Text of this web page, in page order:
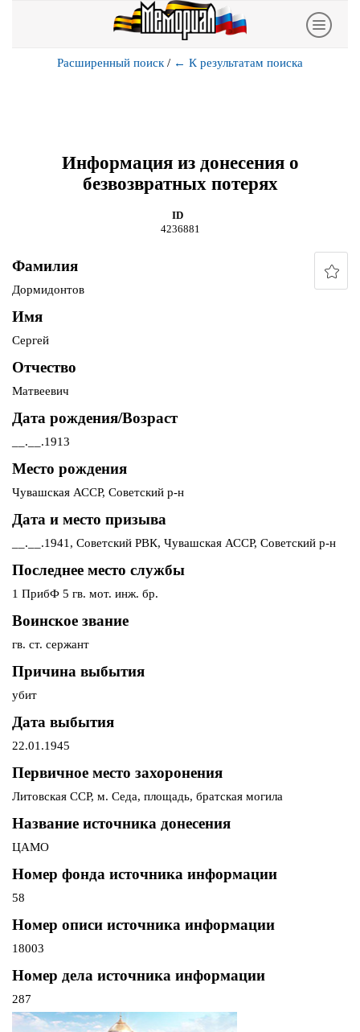
Расширенный поиск / ← К результатам поиска
Информация из донесения о
безвозвратных потерях
ID
4236881
Фамилия
Дормидонтов
Имя
Сергей
Отчество
Матвеевич
Дата рождения/Возраст
__.__.1913
Место рождения
Чувашская АССР, Советский р-н
Дата и место призыва
__.__.1941, Советский РВК, Чувашская АССР, Советский р-н
Последнее место службы
1 ПрибФ 5 гв. мот. инж. бр.
Воинское звание
гв. ст. сержант
Причина выбытия
убит
Дата выбытия
22.01.1945
Первичное место захоронения
Литовская ССР, м. Седа, площадь, братская могила
Название источника донесения
ЦАМО
Номер фонда источника информации
58
Номер описи источника информации
18003
Номер дела источника информации
287